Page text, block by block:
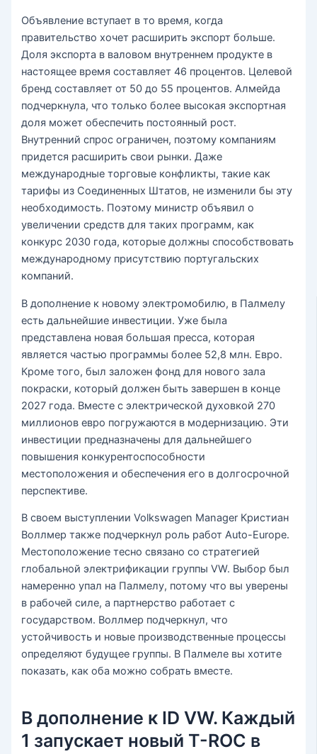
Объявление вступает в то время, когда
правительство хочет расширить экспорт больше.
Доля экспорта в валовом внутреннем продукте в
настоящее время составляет 46 процентов. Целевой
бренд составляет от 50 до 55 процентов. Алмейда
подчеркнула, что только более высокая экспортная
доля может обеспечить постоянный рост.
Внутренний спрос ограничен, поэтому компаниям
придется расширить свои рынки. Даже
международные торговые конфликты, такие как
тарифы из Соединенных Штатов, не изменили бы эту
необходимость. Поэтому министр объявил о
увеличении средств для таких программ, как
конкурс 2030 года, которые должны способствовать
международному присутствию португальских
компаний.
В дополнение к новому электромобилю, в Палмелу
есть дальнейшие инвестиции. Уже была
представлена ​​новая большая пресса, которая
является частью программы более 52,8 млн. Евро.
Кроме того, был заложен фонд для нового зала
покраски, который должен быть завершен в конце
2027 года. Вместе с электрической духовкой 270
миллионов евро погружаются в модернизацию. Эти
инвестиции предназначены для дальнейшего
повышения конкурентоспособности
местоположения и обеспечения его в долгосрочной
перспективе.
В своем выступлении Volkswagen Manager Кристиан
Воллмер также подчеркнул роль работ Auto-Europe.
Местоположение тесно связано со стратегией
глобальной электрификации группы VW. Выбор был
намеренно упал на Палмелу, потому что вы уверены
в рабочей силе, а партнерство работает с
государством. Воллмер подчеркнул, что
устойчивость и новые производственные процессы
определяют будущее группы. В Палмеле вы хотите
показать, как оба можно собрать вместе.
В дополнение к ID VW. Каждый
1 запускает новый T-ROC в